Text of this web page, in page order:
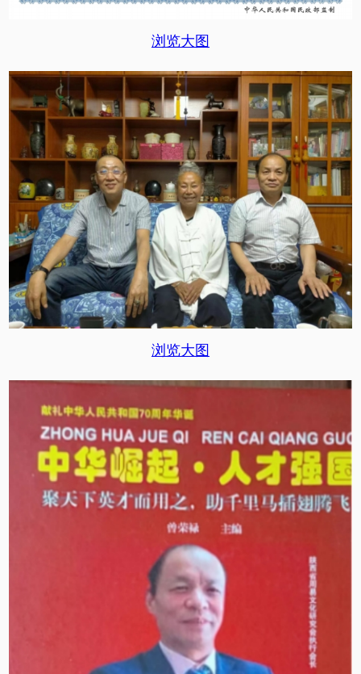
浏览大图
浏览大图